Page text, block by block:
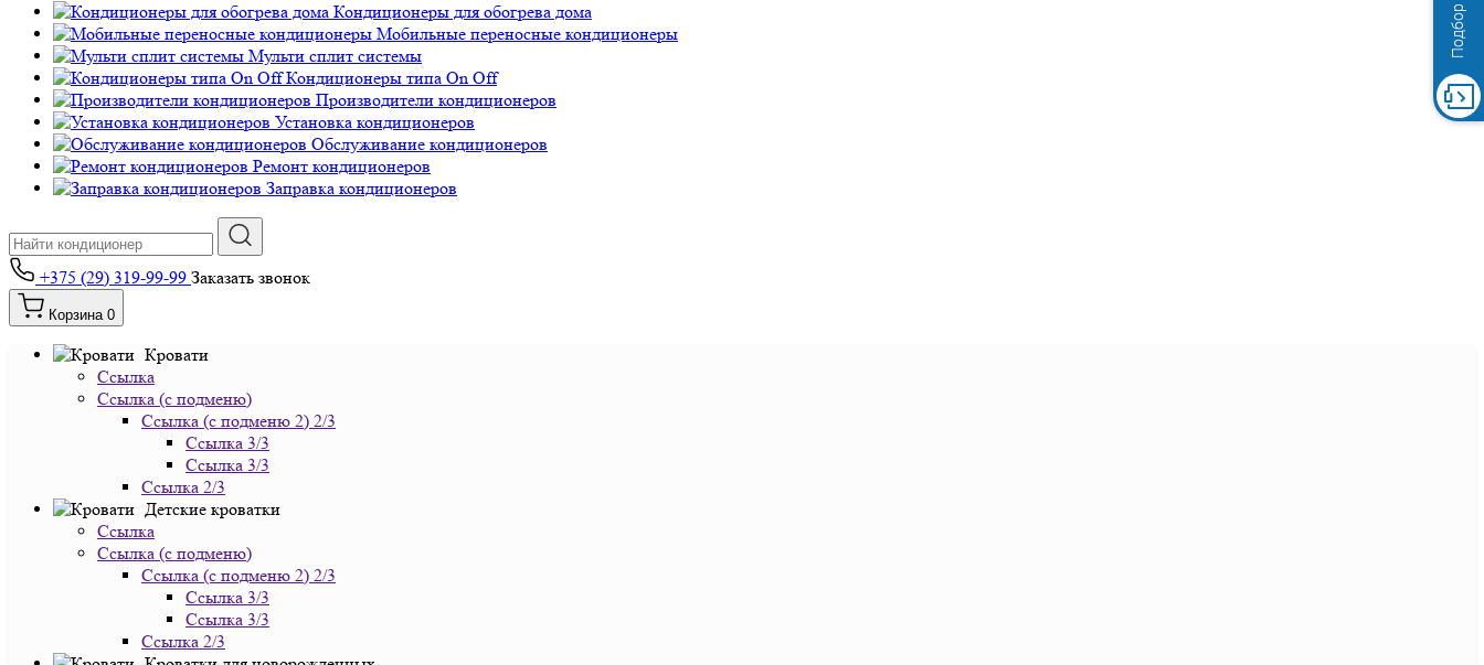
Кондиционеры для обогрева дома
Мобильные переносные кондиционеры
Мульти сплит системы
Кондиционеры типа On Off
Производители кондиционеров
Установка кондиционеров
Обслуживание кондиционеров
Ремонт кондиционеров
Заправка кондиционеров
+375 (29) 319-99-99 Заказать звонок
Корзина 0
Кровати
Ссылка
Ссылка (с подменю)
Ссылка (с подменю 2) 2/3
Ссылка 3/3
Ссылка 3/3
Ссылка 2/3
Детские кроватки
Ссылка
Ссылка (с подменю)
Ссылка (с подменю 2) 2/3
Ссылка 3/3
Ссылка 3/3
Ссылка 2/3